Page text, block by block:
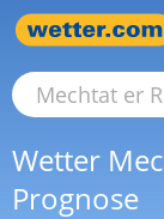
Wetter
Prognose